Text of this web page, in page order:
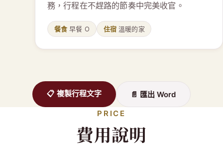
務，行程在不趕路的節奏中完美收官。
餐食 早餐 O 住宿溫暖的家
📋 複製行程文字
📄 匯出 Word
PRICE
費用說明